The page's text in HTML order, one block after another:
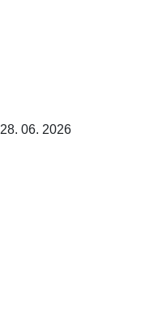
28. 06. 2026